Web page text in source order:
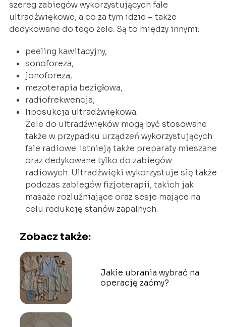
szereg zabiegów wykorzystujących fale
ultradźwiękowe, a co za tym idzie – także
dedykowane do tego żele. Są to między innymi:
peeling kawitacyjny,
sonoforeza,
jonoforeza,
mezoterapia bezigłowa,
radiofrekwencja,
liposukcja ultradźwiękowa.
Żele do ultradźwięków mogą być stosowane
także w przypadku urządzeń wykorzystujących
fale radiowe. Istnieją także preparaty mieszane
oraz dedykowane tylko do zabiegów
radiowych. Ultradźwięki wykorzystuje się także
podczas zabiegów fizjoterapii, takich jak
masaże rozluźniające oraz sesje mające na
celu redukcję stanów zapalnych.
Zobacz także:
Jakie ubrania wybrać na
operację zaćmy?